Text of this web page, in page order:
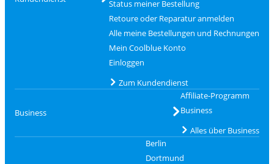
Status meiner Bestellung
Retoure oder Reparatur anmelden
Alle meine Bestellungen und Rechnungen
Mein Coolblue Konto
Einloggen
Zum Kundendienst
Business
Affiliate-Programm
Business
Alles über Business
Berlin
Dortmund